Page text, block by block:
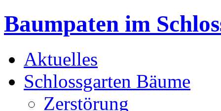
Baumpaten im
Aktuelles
Schlossgarten Bäume
Zerstörung